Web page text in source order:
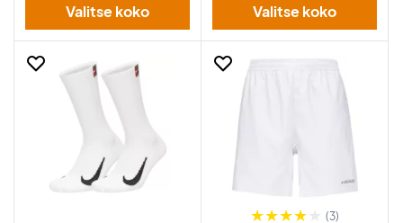
Valitse koko Valitse koko
(3)